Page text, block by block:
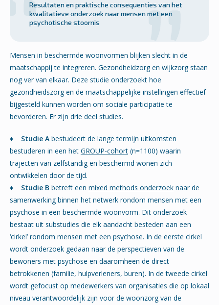
Resultaten en praktische consequenties van het
kwalitatieve onderzoek naar mensen met een
psychotische stoornis
Mensen in beschermde woonvormen blijken slecht in de
maatschappij te integreren. Gezondheidzorg en wijkzorg staan
nog ver van elkaar. Deze studie onderzoekt hoe
gezondheidszorg en de maatschappelijke instellingen effectief
bijgesteld kunnen worden om sociale participatie te
bevorderen. Er zijn drie deel studies.
♦ Studie A bestudeert de lange termijn uitkomsten
bestuderen in een het GROUP-cohort (n=1100) waarin
trajecten van zelfstandig en beschermd wonen zich
ontwikkelen door de tijd.
♦ Studie B betreft een mixed methods onderzoek naar de
samenwerking binnen het netwerk rondom mensen met een
psychose in een beschermde woonvorm. Dit onderzoek
bestaat uit substudies die elk aandacht besteden aan een
‘cirkel’ rondom mensen met een psychose. In de eerste cirkel
wordt onderzoek gedaan naar de perspectieven van de
bewoners met psychose en daaromheen de direct
betrokkenen (familie, hulpverleners, buren). In de tweede cirkel
wordt gefocust op medewerkers van organisaties die op lokaal
niveau verantwoordelijk zijn voor de woonzorg van de